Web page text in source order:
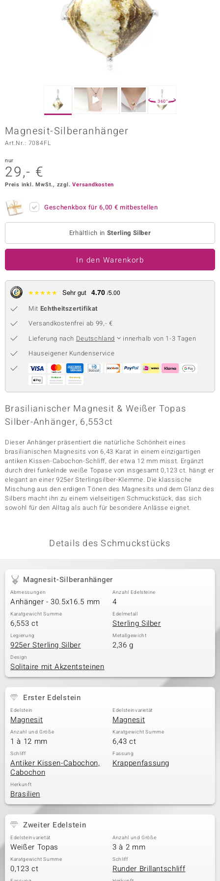
Collection
BY DE MELO
Collection
Classics
360°
Magnesit-Silberanhänger
Art.Nr.: 7084FL
nur
29,- €
Preis inkl. MwSt., zzgl.Versandkosten
Geschenkbox für6,00 € mitbestellen
Erhältlich in Sterling Silber
In den Warenkorb
★★★★★ Sehr gut 4.70 /5.00
Mit Echtheitszertifikat
Versandkostenfrei ab 99,- €
Lieferung nach Deutschland
innerhalb von 1-3 Tagen
Hauseigener Kundenservice
Brasilianischer Magnesit & Weißer Topas
Silber-Anhänger, 6,553ct
Dieser Anhänger präsentiert die natürliche Schönheit eines
brasilianischen Magnesits von 6,43 Karat in einem einzigartigen
antiken Kissen-Cabochon-Schliff, der etwa 12 mm misst. Ergänzt
durch drei funkelnde weiße Topase von insgesamt 0,123 ct. hängt er
elegant an einer 925er Sterlingsilber-Klemme. Die klassische
Mischung aus den erdigen Tönen des Magnesits und dem Glanz des
Silbers macht ihn zu einem vielseitigen Schmuckstück, das sich
sowohl für den Alltag als auch für besondere Anlässe eignet.
Details des Schmuckstücks
Magnesit-Silberanhänger
Abmessungen
Anhänger - 30.5x16.5 mm
Anzahl Edelsteine
4
Karatgewicht Summe
6,553 ct
Edelmetall
Sterling Silber
Legierung
925er Sterling Silber
Metallgewicht
2,36 g
Design
Solitaire mit Akzentsteinen
Erster Edelstein
Edelstein
Magnesit
Edelsteinvarietät
Magnesit
Anzahl und Größe
1 à 12 mm
Karatgewicht Summe
6,43 ct
Schliff
Antiker Kissen-Cabochon,
Cabochon
Fassung
Krappenfassung
Herkunft
Brasilien
Zweiter Edelstein
Edelsteinvarietät
Weißer Topas
Anzahl und Größe
3 à 2 mm
Karatgewicht Summe
0,123 ct
Schliff
Runder Brillantschliff